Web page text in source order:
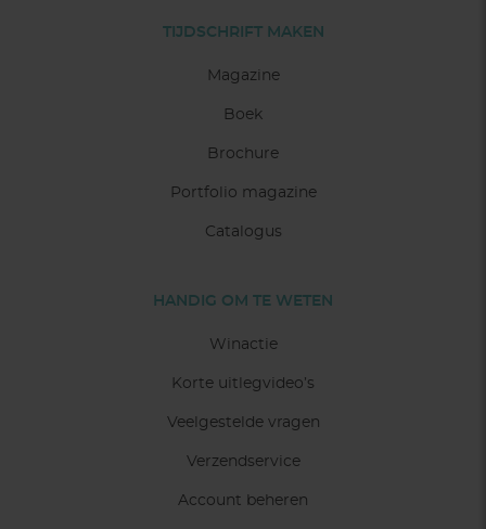
TIJDSCHRIFT MAKEN
Magazine
Boek
Brochure
Portfolio magazine
Catalogus
HANDIG OM TE WETEN
Winactie
Korte uitlegvideo’s
Veelgestelde vragen
Verzendservice
Account beheren